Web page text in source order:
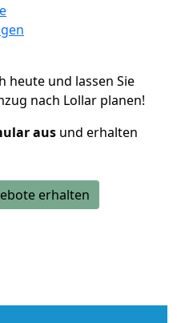
heute und lassen Sie
nach Lollar planen!
aus und erhalten
erhalten